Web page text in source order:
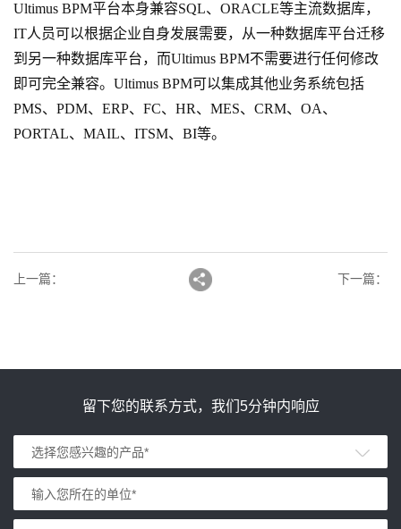
Ultimus BPM平台本身兼容SQL、ORACLE等主流数据库，
IT人员可以根据企业自身发展需要，从一种数据库平台迁移
到另一种数据库平台，而Ultimus BPM不需要进行任何修改
即可完全兼容。Ultimus BPM可以集成其他业务系统包括
PMS、PDM、ERP、FC、HR、MES、CRM、OA、
PORTAL、MAIL、ITSM、BI等。
上一篇 ： 下一篇 ：
留下您的联系方式，我们5分钟内响应